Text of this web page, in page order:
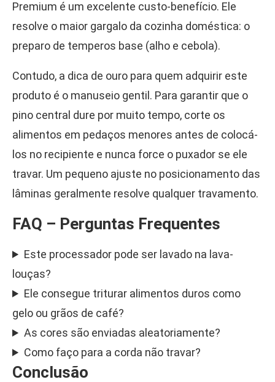
Premium é um excelente custo-benefício. Ele
resolve o maior gargalo da cozinha doméstica: o
preparo de temperos base (alho e cebola).
Contudo, a dica de ouro para quem adquirir este
produto é o manuseio gentil. Para garantir que o
pino central dure por muito tempo, corte os
alimentos em pedaços menores antes de colocá-
los no recipiente e nunca force o puxador se ele
travar. Um pequeno ajuste no posicionamento das
lâminas geralmente resolve qualquer travamento.
FAQ – Perguntas Frequentes
Este processador pode ser lavado na lava-
louças?
Ele consegue triturar alimentos duros como
gelo ou grãos de café?
As cores são enviadas aleatoriamente?
Como faço para a corda não travar?
Conclusão